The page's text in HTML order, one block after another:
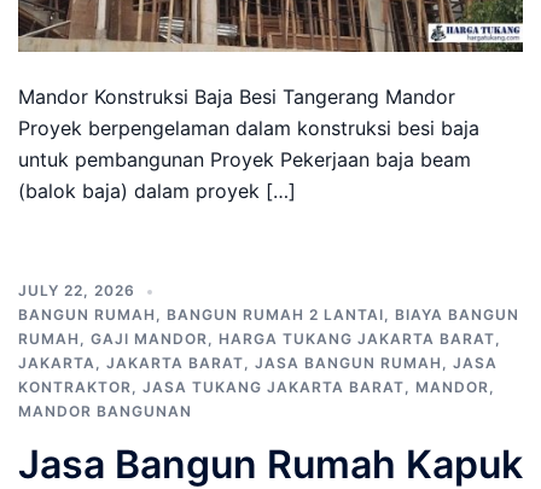
Mandor Konstruksi Baja Besi Tangerang Mandor
Proyek berpengelaman dalam konstruksi besi baja
untuk pembangunan Proyek Pekerjaan baja beam
(balok baja) dalam proyek […]
JULY 22, 2026
BANGUN RUMAH , BANGUN RUMAH 2 LANTAI, BIAYA BANGUN
RUMAH , GAJI MANDOR, HARGA TUKANG JAKARTA BARAT,
JAKARTA, JAKARTA BARAT, JASA BANGUN RUMAH , JASA
KONTRAKTOR, JASA TUKANG JAKARTA BARAT, MANDOR,
MANDOR BANGUNAN
Jasa Bangun Rumah Kapuk